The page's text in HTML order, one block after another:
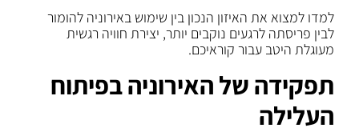
למדו למצוא את האיזון הנכון בין שימוש באירוניה להומור
לבין פריסתה לרגעים נוקבים יותר, יצירת חוויה רגשית
מעוגלת היטב עבור קוראיכם.
תפקידה של האירוניה בפיתוח
העלילה